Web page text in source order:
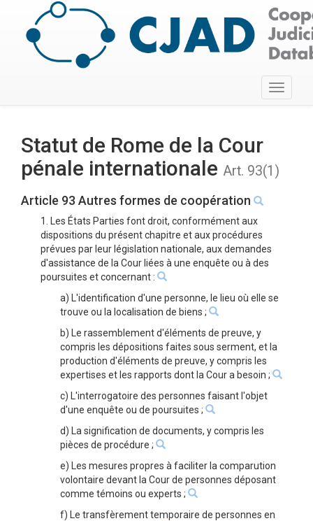
Toggle
Statut de Rome de la Cour
pénale internationale Art. 93(1)
Article 93 Autres formes de coopération
1. Les États Parties font droit, conformément aux
dispositions du présent chapitre et aux procédures
prévues par leur législation nationale, aux demandes
d'assistance de la Cour liées à une enquête ou à des
poursuites et concernant :
a) L'identification d'une personne, le lieu où elle se
trouve ou la localisation de biens ;
b) Le rassemblement d'éléments de preuve, y
compris les dépositions faites sous serment, et la
production d'éléments de preuve, y compris les
expertises et les rapports dont la Cour a besoin ;
c) L'interrogatoire des personnes faisant l'objet
d'une enquête ou de poursuites ;
d) La signification de documents, y compris les
pièces de procédure ;
e) Les mesures propres à faciliter la comparution
volontaire devant la Cour de personnes déposant
comme témoins ou experts ;
f) Le transfèrement temporaire de personnes en